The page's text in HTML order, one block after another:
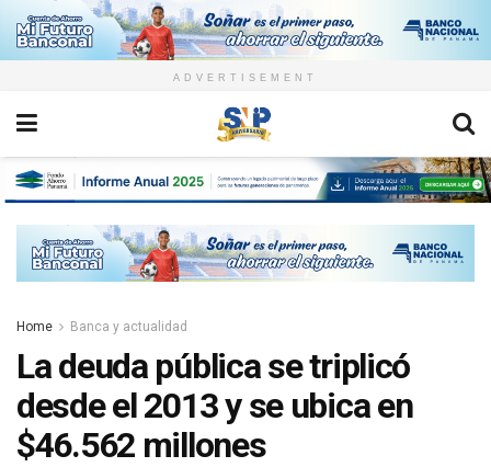
ADVERTISEMENT
Home Banca y actualidad
La deuda pública se triplicó
desde el 2013 y se ubica en
$46.562 millones